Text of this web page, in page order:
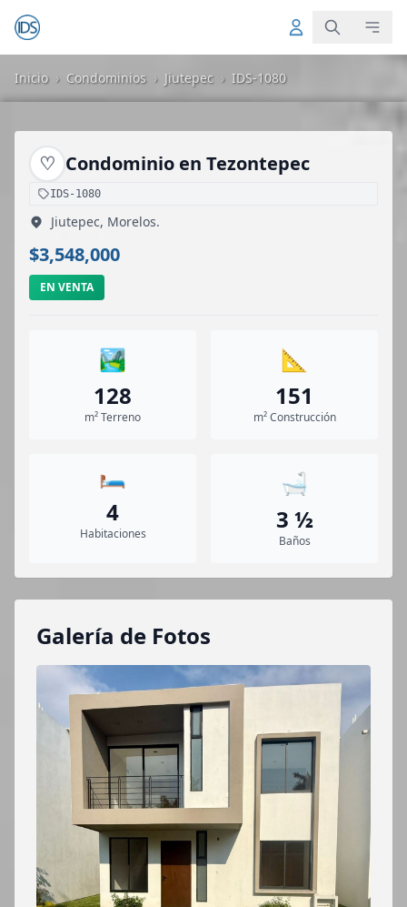
Inicio › Condominios › Jiutepec › IDS-1080
♡ Condominio en Tezontepec
IDS-1080
Jiutepec, Morelos.
$3,548,000
EN VENTA
🏞️
128
m² Terreno
📐
151
m² Construcción
🛏️
4
Habitaciones
🛁
3 ½
Baños
Galería de Fotos